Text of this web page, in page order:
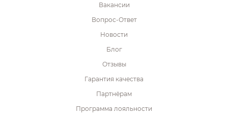
Вакансии
Вопрос-Ответ
Новости
Блог
Отзывы
Гарантия качества
Партнёрам
Программа лояльности